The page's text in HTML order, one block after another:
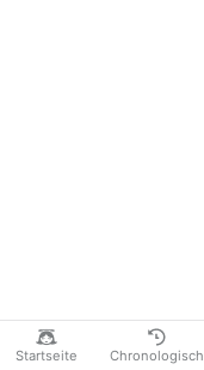
Startseite Chronologisch